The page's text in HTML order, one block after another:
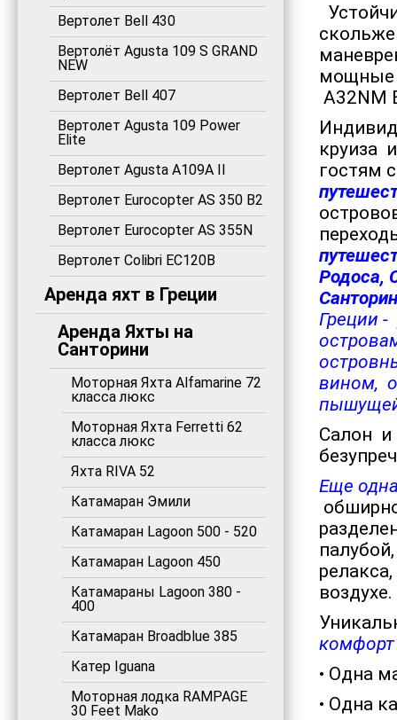
Вертолет Bell 430
Вертолёт Agusta 109 S GRAND
NEW
Вертолет Bell 407
Вертолет Agusta 109 Power
Elite
Вертолет Agusta A109A II
Вертолет Eurocopter AS 350 B2
Вертолет Eurocopter AS 355N
Вертолет Colibri EC120B
Аренда яхт в Греции
Аренда Яхты на
Санторини
Моторная Яхта Alfamarine 72
класса люкс
Моторная Яхта Ferretti 62
класса люкс
Яхта RIVA 52
Катамаран Эмили
Катамаран Lagoon 500 - 520
Катамаран Lagoon 450
Катамараны Lagoon 380 -
400
Катамаран Broadblue 385
Катер Iguana
Моторная лодка RAMPAGE
30 Feet Mako
мощные
A32NM
круиза
гостям
Родоса,
Греции
вином,
Салон и
Еще
воздухе.
комфорт
• Одна
• Одна